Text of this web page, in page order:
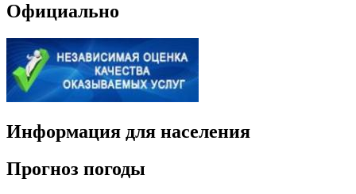
Официально
Информация для населения
Прогноз погоды